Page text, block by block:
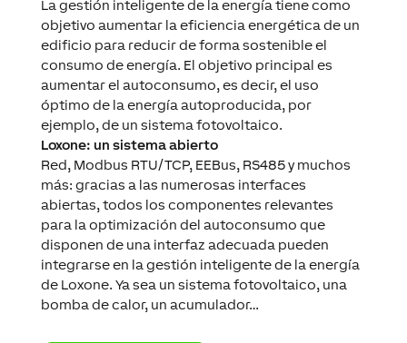
La gestión inteligente de la energía tiene como
objetivo aumentar la eficiencia energética de un
edificio para reducir de forma sostenible el
consumo de energía. El objetivo principal es
aumentar el autoconsumo, es decir, el uso
óptimo de la energía autoproducida, por
ejemplo, de un sistema fotovoltaico.
Loxone: un sistema abierto
Red, Modbus RTU/TCP, EEBus, RS485 y muchos
más: gracias a las numerosas interfaces
abiertas, todos los componentes relevantes
para la optimización del autoconsumo que
disponen de una interfaz adecuada pueden
integrarse en la gestión inteligente de la energía
de Loxone. Ya sea un sistema fotovoltaico, una
bomba de calor, un acumulador…